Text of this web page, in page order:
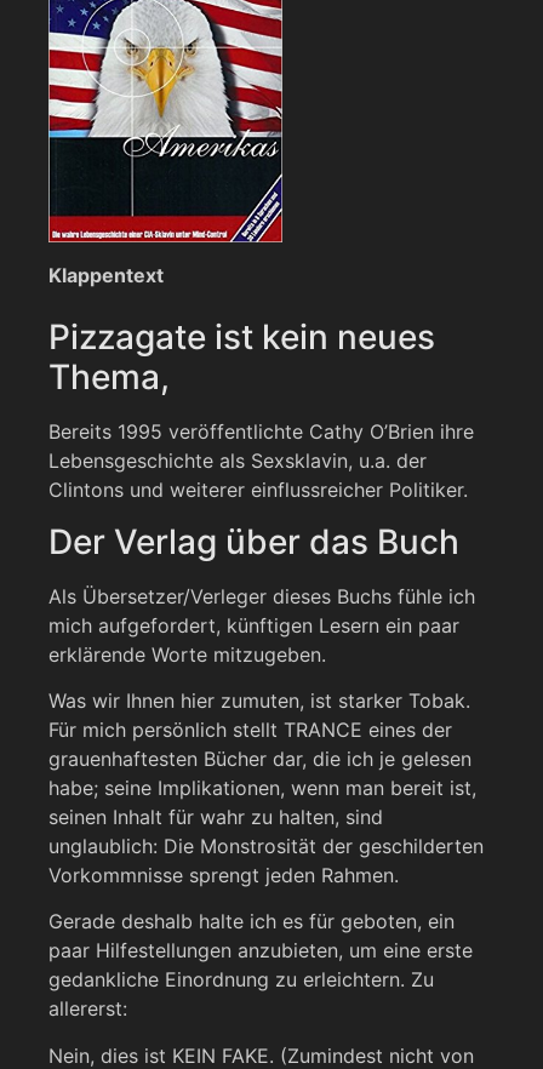
Klappentext
Pizzagate ist kein neues
Thema,
Bereits 1995 veröffentlichte Cathy O’Brien ihre
Lebensgeschichte als Sexsklavin, u.a. der
Clintons und weiterer einflussreicher Politiker.
Der Verlag über das Buch
Als Übersetzer/Verleger dieses Buchs fühle ich
mich aufgefordert, künftigen Lesern ein paar
erklärende Worte mitzugeben.
Was wir Ihnen hier zumuten, ist starker Tobak.
Für mich persönlich stellt TRANCE eines der
grauenhaftesten Bücher dar, die ich je gelesen
habe; seine Implikationen, wenn man bereit ist,
seinen Inhalt für wahr zu halten, sind
unglaublich: Die Monstrosität der geschilderten
Vorkommnisse sprengt jeden Rahmen.
Gerade deshalb halte ich es für geboten, ein
paar Hilfestellungen anzubieten, um eine erste
gedankliche Einordnung zu erleichtern. Zu
allererst:
Nein, dies ist KEIN FAKE. (Zumindest nicht von